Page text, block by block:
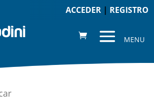
ACCEDER| REGISTRO